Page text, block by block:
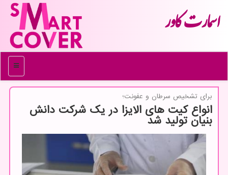
اسمارت كاور
منو
برای تشخیص سرطان و عفونت؛
انواع كیت های الایزا در یك شركت دانش
بنیان تولید شد